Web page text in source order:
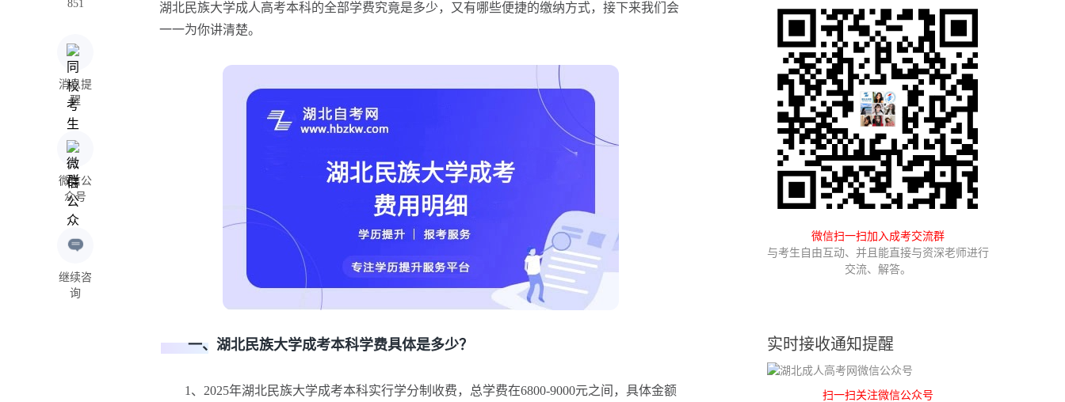
851
消息提
醒
微信公
众号
继续咨
询
湖北民族大学成人高考本科的全部学费究竟是多少，又有哪些便捷的缴纳方式，接下来我们会
一一为你讲清楚。
一、湖北民族大学成考本科学费具体是多少？
1、2025年湖北民族大学成考本科实行学分制收费，总学费在6800-9000元之间，具体金额
微信扫一扫加入成考交流群
与考生自由互动、并且能直接与资深老师进行
交流、解答。
实时接收通知提醒
扫一扫关注微信公众号